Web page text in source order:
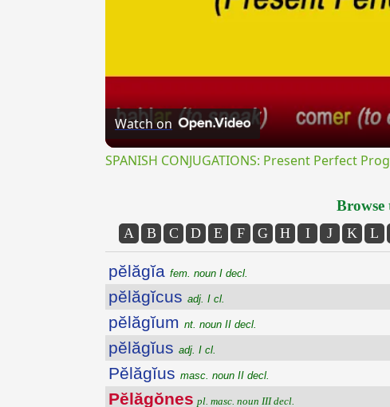
Watch on
SPANISH CONJUGATIONS: Present Perfect
A B C D E F G H I J K L
pĕlăgĭa fem. noun I decl.
pĕlăgĭcus adj. I cl.
pĕlăgĭum nt. noun II decl.
pĕlăgĭus adj. I cl.
Pĕlăgĭus masc. noun II decl.
Pĕlăgŏnes pl. masc. noun III decl.